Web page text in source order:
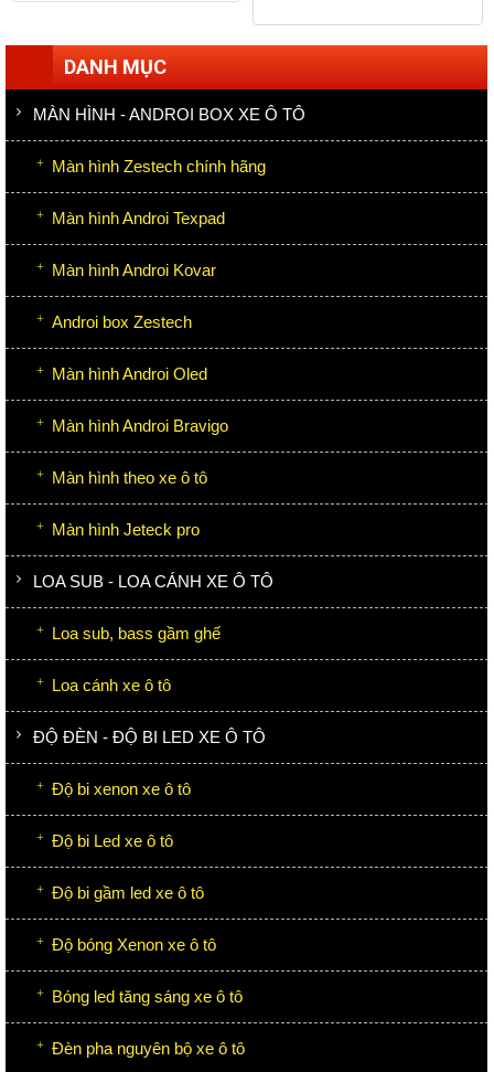
DANH MỤC
MÀN HÌNH - ANDROI BOX XE Ô TÔ
Màn hình Zestech chính hãng
Màn hình Androi Texpad
Màn hình Androi Kovar
Androi box Zestech
Màn hình Androi Oled
Màn hình Androi Bravigo
Màn hình theo xe ô tô
Màn hình Jeteck pro
LOA SUB - LOA CÁNH XE Ô TÔ
Loa sub, bass gầm ghế
Loa cánh xe ô tô
ĐỘ ĐÈN - ĐỘ BI LED XE Ô TÔ
Độ bi xenon xe ô tô
Độ bi Led xe ô tô
Độ bi gầm led xe ô tô
Độ bóng Xenon xe ô tô
Bóng led tăng sáng xe ô tô
Đèn pha nguyên bộ xe ô tô